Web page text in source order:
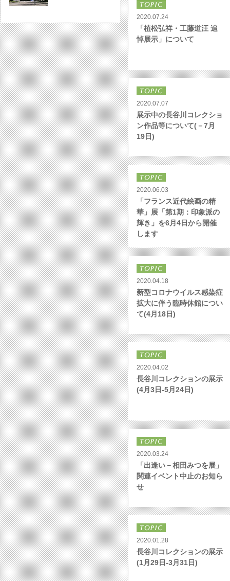
2020.07.24
「植松弘祥・工藤道汪 追
悼展示」について
2020.07.07
展示中の長谷川コレクショ
ン作品等について(－7月
19日)
2020.06.03
「フランス近代絵画の精
華」展「第1期：印象派の
輝き」を6月4日から開催
します
2020.04.18
新型コロナウイルス感染症
拡大に伴う臨時休館につい
て(4月18日)
2020.04.02
長谷川コレクションの展示
(4月3日-5月24日)
2020.03.24
「出逢い－相田みつを展」
関連イベント中止のお知ら
せ
2020.01.28
長谷川コレクションの展示
(1月29日-3月31日)